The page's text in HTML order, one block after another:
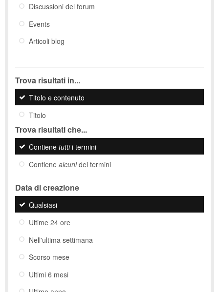
Discussioni del forum
Events
Articoli blog
Trova risultati in...
Titolo e contenuto
Titolo
Trova risultati che...
Contiene tuttii termini
Contiene alcunidei termini
Data di creazione
Qualsiasi
Ultime 24 ore
Nell'ultima settimana
Scorso mese
Ultimi 6 mesi